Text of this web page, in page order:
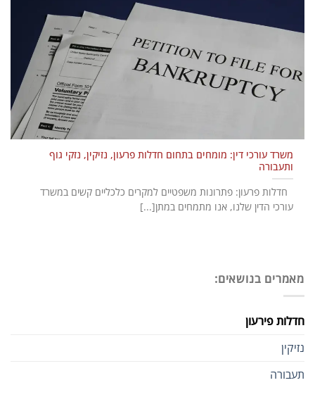
מאמרים בנושאים:
חדלות פירעון
נזיקין
תעבורה
משרד עורכי דין: מומחים בתחום חדלות פרעון, נזיקין, נזקי גוף
ותעבורה
חדלות פרעון: פתרונות משפטיים למקרים כלכליים קשים במשרד
עורכי הדין שלנו, אנו מתמחים במתן[...]